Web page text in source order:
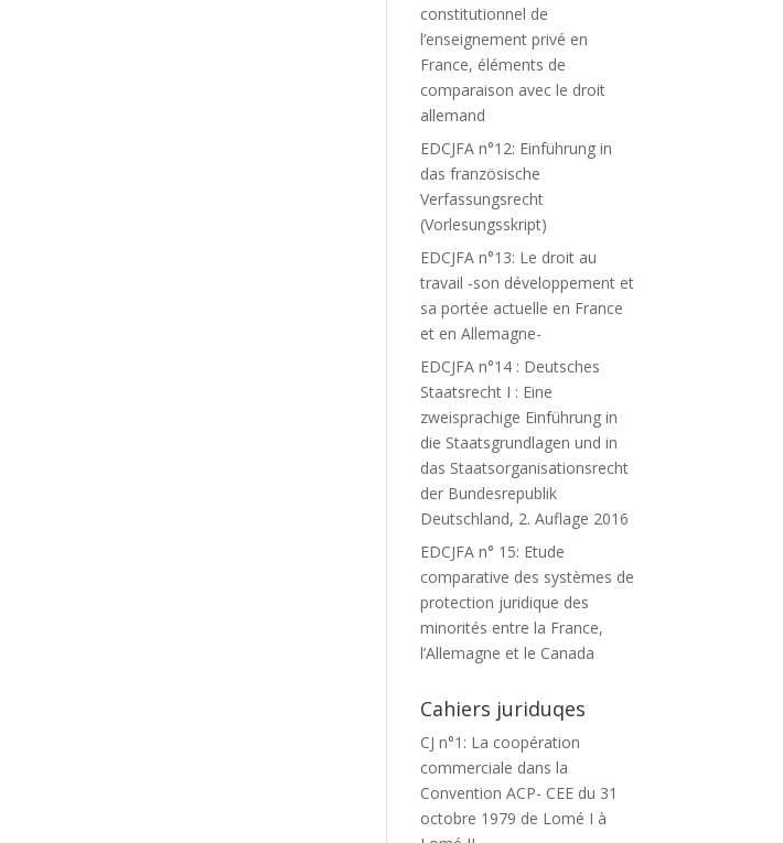
constitutionnel de
l’enseignement privé en
France, éléments de
comparaison avec le droit
allemand
EDCJFA n°12: Einführung in
das französische
Verfassungsrecht
(Vorlesungsskript)
EDCJFA n°13: Le droit au
travail -son développement et
sa portée actuelle en France
et en Allemagne-
EDCJFA n°14 : Deutsches
Staatsrecht I : Eine
zweisprachige Einführung in
die Staatsgrundlagen und in
das Staatsorganisationsrecht
der Bundesrepublik
Deutschland, 2. Auflage 2016
EDCJFA n° 15: Etude
comparative des systèmes de
protection juridique des
minorités entre la France,
l’Allemagne et le Canada
Cahiers juriduqes
CJ n°1: La coopération
commerciale dans la
Convention ACP- CEE du 31
octobre 1979 de Lomé I à